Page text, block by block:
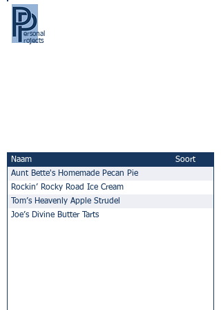
ersonal
rojects
Naam
Soort
Aunt Bette's Homemade Pecan Pie
Rockin’ Rocky Road Ice Cream
Tom’s Heavenly Apple Strudel
Joe’s Divine Butter Tarts